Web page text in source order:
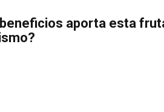
beneficios aporta esta